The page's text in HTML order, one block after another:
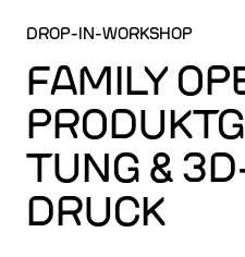
DROP-IN-WORKSHOP
FAMILY
TUNG &
DRUCK